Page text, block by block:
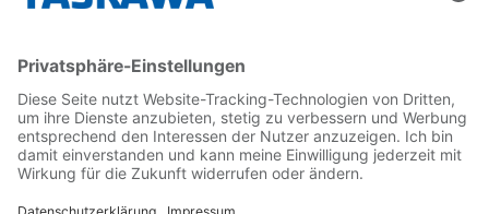
Newsletter
Follow us on...